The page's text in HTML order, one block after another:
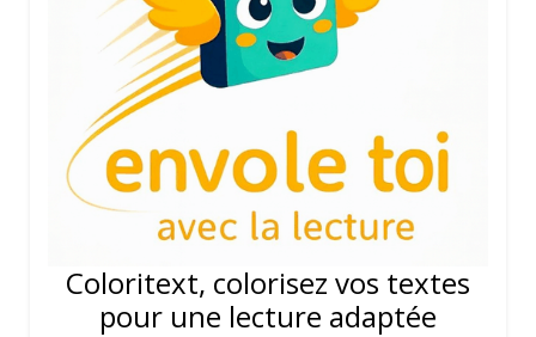
Coloritext, colorisez vos textes
pour une lecture adaptée